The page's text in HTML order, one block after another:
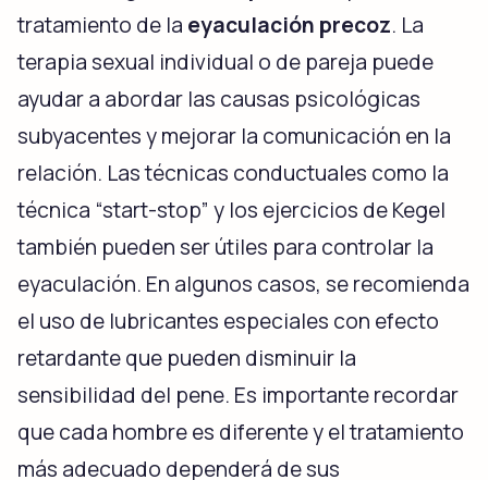
tratamiento de la eyaculación precoz. La
terapia sexual individual o de pareja puede
ayudar a abordar las causas psicológicas
subyacentes y mejorar la comunicación en la
relación. Las técnicas conductuales como la
técnica “start-stop” y los ejercicios de Kegel
también pueden ser útiles para controlar la
eyaculación. En algunos casos, se recomienda
el uso de lubricantes especiales con efecto
retardante que pueden disminuir la
sensibilidad del pene. Es importante recordar
que cada hombre es diferente y el tratamiento
más adecuado dependerá de sus